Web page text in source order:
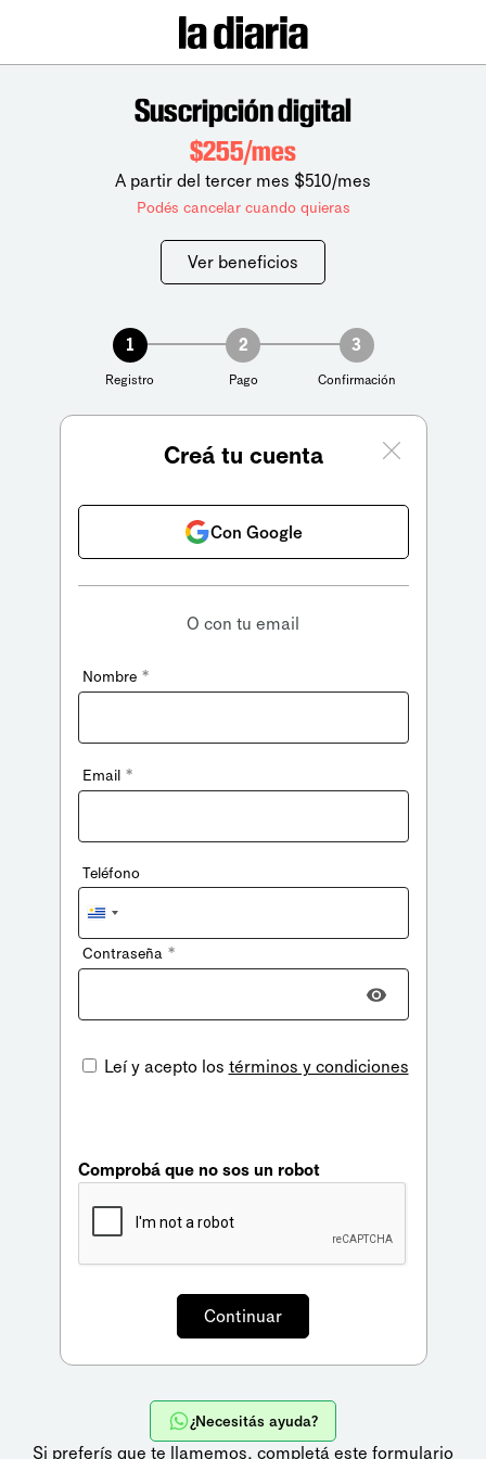
Suscripción digital
$255/mes
A partir del tercer mes $510/mes
Podés cancelar cuando quieras
Ver beneficios
1
Registro
2
Pago
3
Confirmación
Creá tu cuenta
Con Google
O con tu email
Nombre *
Email *
Teléfono
Uruguay
+598
Contraseña *
Leí y acepto los términos y condiciones
Comprobá que no sos un robot
¿Necesitás ayuda?
Si preferís que te llamemos, completá este formulario